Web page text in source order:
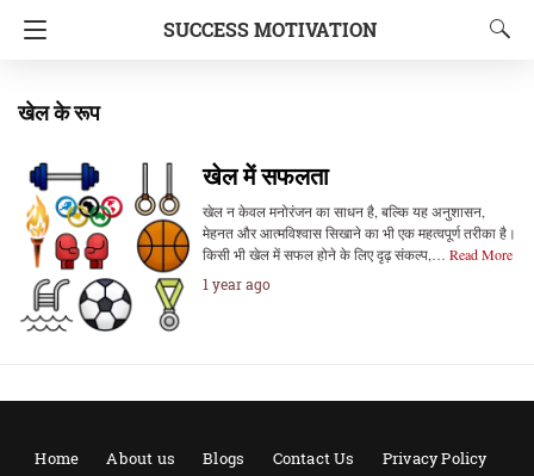
SUCCESS MOTIVATION
खेल के रूप
खेल में सफलता
खेल न केवल मनोरंजन का साधन है, बल्कि यह अनुशासन,
मेहनत और आत्मविश्वास सिखाने का भी एक महत्वपूर्ण तरीका है।
किसी भी खेल में सफल होने के लिए दृढ़ संकल्प,… Read More
1 year ago
Home About us Blogs Contact Us
Privacy Policy